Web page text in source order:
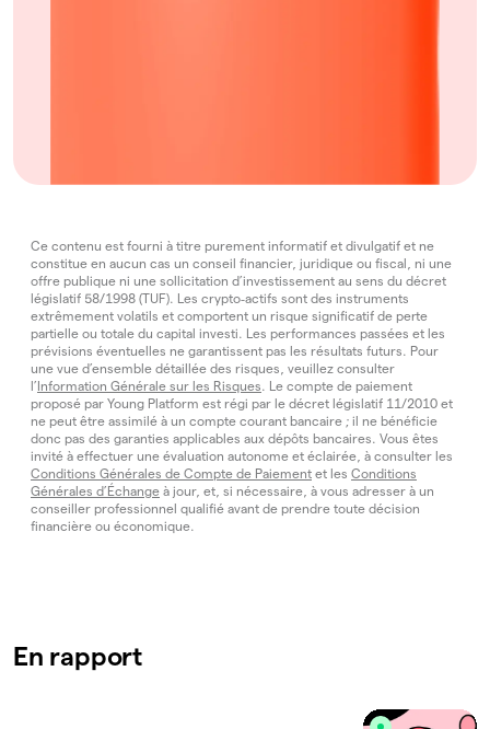
Ce contenu est fourni à titre purement informatif et divulgatif et ne
constitue en aucun cas un conseil financier, juridique ou fiscal, ni une
offre publique ni une sollicitation d’investissement au sens du décret
législatif 58/1998 (TUF). Les crypto‑actifs sont des instruments
extrêmement volatils et comportent un risque significatif de perte
partielle ou totale du capital investi. Les performances passées et les
prévisions éventuelles ne garantissent pas les résultats futurs. Pour
une vue d’ensemble détaillée des risques, veuillez consulter
l’ Information Générale sur les Risques. Le compte de paiement
proposé par Young Platform est régi par le décret législatif 11/2010 et
ne peut être assimilé à un compte courant bancaire ; il ne bénéficie
donc pas des garanties applicables aux dépôts bancaires. Vous êtes
invité à effectuer une évaluation autonome et éclairée, à consulter les
Conditions Générales de Compte de Paiement et les Conditions
Générales d’Échange à jour, et, si nécessaire, à vous adresser à un
conseiller professionnel qualifié avant de prendre toute décision
financière ou économique.
En rapport